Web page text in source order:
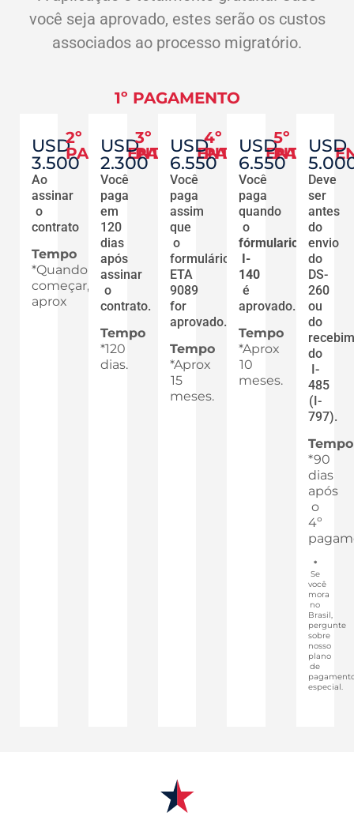
você seja aprovado, estes serão os custos
associados ao processo migratório.
1º PAGAMENTO
USD
3.500
Ao
assinar
o
contrato
Tempo
*Quando
começar,
aprox
2º
PAGAMENTO
USD
2.300
Você
paga
em
120
dias
após
assinar
o
contrato.
Tempo
*120
dias.
3º
PAGAMENTO
USD
6.550
Você
paga
assim
que
o
formulário
ETA
9089
for
aprovado.
Tempo
*Aprox
15
meses.
4º
PAGAMENTO
USD
6.550
Você
paga
quando
o
fórmulario
I-
140
é
aprovado.
Tempo
*Aprox
10
meses.
5º
USD
Deve
ser
antes
do
envio
do
DS-
260
ou
do
do
I-
485
(I-
797).
Tempo
*90
dias
após
o
4º
*
Se
você
mora
no
Brasil,
pergunte
sobre
nosso
plano
de
especial.